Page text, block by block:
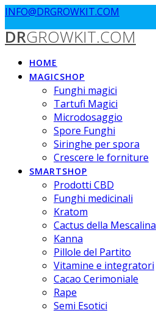
Passa
contenuto
INFO@DRGROWKIT.COM
DRGROWKIT.COM
HOME
MAGICSHOP
Funghi magici
Tartufi Magici
Microdosaggio
Spore Funghi
Siringhe per spora
Crescere le forniture
SMARTSHOP
Prodotti CBD
Funghi medicinali
Kratom
Cactus della Mescalina
Kanna
Pillole del Partito
Vitamine e integratori
Cacao Cerimoniale
Rape
Semi Esotici